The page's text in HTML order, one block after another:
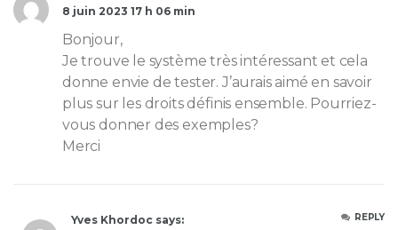
8 juin 2023 17 h 06 min
Bonjour,
Je trouve le système très intéressant et cela
donne envie de tester. J’aurais aimé en savoir
plus sur les droits définis ensemble. Pourriez-
vous donner des exemples?
Merci
Yves Khordoc says:
REPLY